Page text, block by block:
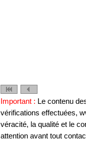
Important : Le contenu
vérifications effectuées,
véracité, la qualité et le
attention avant tout